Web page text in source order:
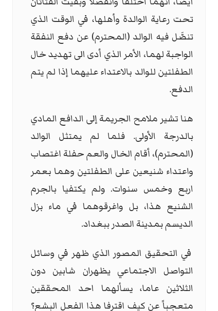
تحت رعاية الوالدة وأهلها، في الوقت الذي
تنصَّل فيه الوالد (المحترم) عن دفع النفقة
الواجبة لهما، الأمر الذي أدى الى تهديد خال
الطفلتين للوالد بالاعتداء عليهما إذا لم يتم
الدفع.
هنا تشير ملامح الجريمة إلى الدافع المادي
بالدرجة الأولى. فلما لم يمتثل الوالد
(المحترم)، أقام الخال والعم حفلة اغتصاب
واعتداء شنيعين على الطفلتين وهما بعمر
اربع وخمس سنوات. ولم يكتفيا بالجرم
الشنيع هذا، بل واغرقوهما في ماء بزل
الديسم بمدينة الصدر ببغداد.
في التحقيق المصور الذي ظهر في وسائل
التواصل الاجتماعي يظهران شابين دون
الثلاثين عاما، يسألهما احد المحققين
متعجباً عن كيف اقترفا هذا الفعل البشع؟